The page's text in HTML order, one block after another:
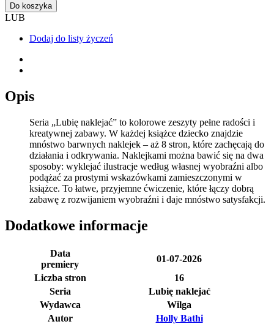
Do koszyka
LUB
Dodaj do listy życzeń
Opis
Seria „Lubię naklejać” to kolorowe zeszyty pełne radości i
kreatywnej zabawy. W każdej książce dziecko znajdzie
mnóstwo barwnych naklejek – aż 8 stron, które zachęcają do
działania i odkrywania. Naklejkami można bawić się na dwa
sposoby: wyklejać ilustracje według własnej wyobraźni albo
podążać za prostymi wskazówkami zamieszczonymi w
książce. To łatwe, przyjemne ćwiczenie, które łączy dobrą
zabawę z rozwijaniem wyobraźni i daje mnóstwo satysfakcji.
Dodatkowe informacje
Data
premiery
01-07-2026
Liczba stron
16
Seria
Lubię naklejać
Wydawca
Wilga
Autor
Holly Bathi